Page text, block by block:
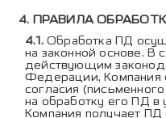
ПРАВИЛА
Обработка ПД
на законной основе. В
действующим
Федерации, Компания
согласия
на обработку его ПД в
Компания получает ПД